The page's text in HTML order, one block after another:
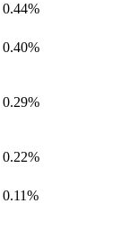
0.44%
0.40%
0.29%
0.22%
0.11%